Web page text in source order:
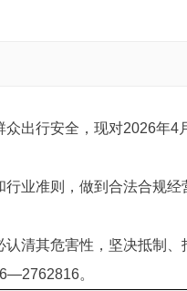
出行安全，现对2026年
业准则，做到合法合规
清其危害性，坚决抵制
。